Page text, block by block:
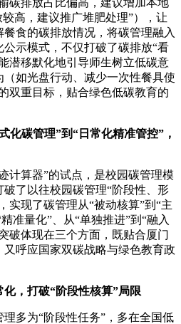
高，建议推广堆肥处理”），让
食的碳排放情况，将碳管理融入
示模式，不仅打破了碳排放“看
潜移默化地引导师生树立低碳意
如光盘行动、减少一次性餐具使
双重目标，贴合绿色低碳教育的
化碳管理”到“日常化精准管控”，
计算器”的试点，是校园碳管理模
了以往校园碳管理“阶段性、形
实现了碳管理从“被动核算”到“主
准量化”、从“单独推进”到“融入
破体现在三个方面，既贴合厦门
呼应国家双碳战略与绿色教育政
，打破“阶段性核算”局限
多为“阶段性任务”，多在全国低